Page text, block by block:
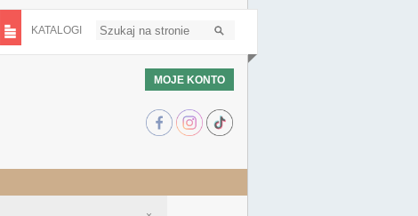
KATALOGI
MOJE KONTO